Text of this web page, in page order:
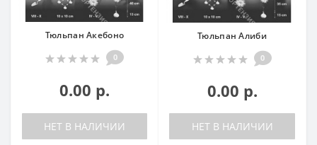
Тюльпан Акебоно
0
0.00 р.
НЕТ В НАЛИЧИИ
Тюльпан Алиби
0
0.00 р.
НЕТ В НАЛИЧИИ